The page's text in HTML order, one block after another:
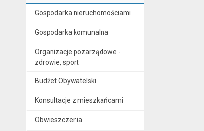
Gospodarka nieruchomościami
Gospodarka komunalna
Organizacje pozarządowe -
zdrowie, sport
Budżet Obywatelski
Konsultacje z mieszkańcami
Obwieszczenia